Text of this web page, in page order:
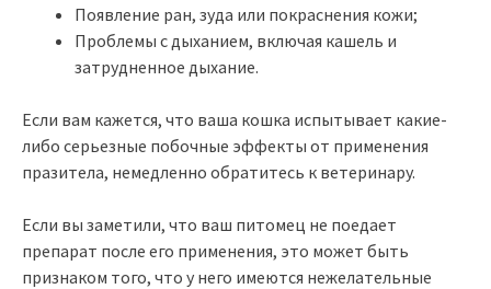
Появление ран, зуда или покраснения кожи;
Проблемы с дыханием, включая кашель и
затрудненное дыхание.
Если вам кажется, что ваша кошка испытывает какие-
либо серьезные побочные эффекты от применения
празитела, немедленно обратитесь к ветеринару.
Если вы заметили, что ваш питомец не поедает
препарат после его применения, это может быть
признаком того, что у него имеются нежелательные